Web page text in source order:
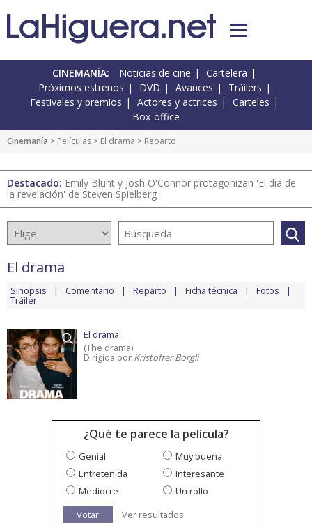
CINEMANÍA: Noticias de cine
Cartelera
Próximos estrenos
DVD Avances
Tráilers
Festivales y premios
Actores y actrices
Carteles
Box-office
Cinemanía > Películas > El drama > Reparto
Destacado: Emily Blunt y Josh O'Connor protagonizan 'El día de
la revelación' de Steven Spielberg
El drama
Sinopsis Comentario Reparto Ficha técnica Fotos
Tráiler
El drama
(The drama)
Dirigida por Kristoffer Borgli
¿Qué te parece la película?
Genial
Muy buena
Entretenida
Interesante
Mediocre
Un rollo
Votar
Ver resultados